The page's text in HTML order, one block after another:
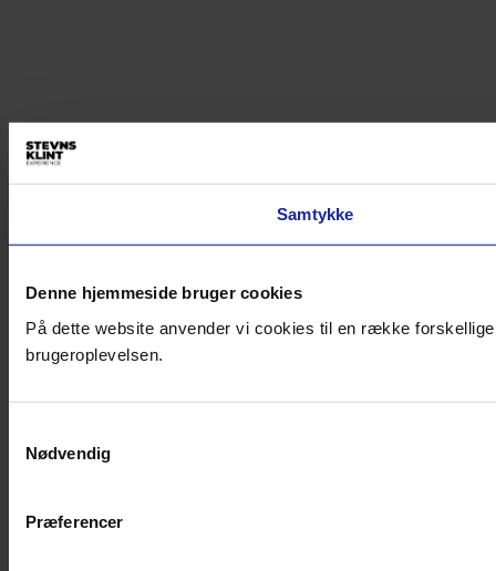
Samtykke
Denne hjemmeside bruger cookies
På dette website anvender vi cookies til en række
brugeroplevelsen.
Nødvendig
Præferencer